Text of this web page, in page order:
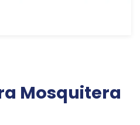
Mosquitera